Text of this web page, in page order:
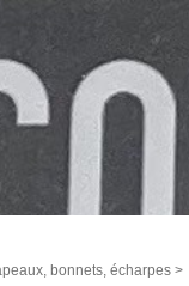
bonnets, écharpes >